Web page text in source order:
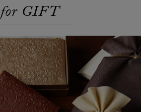
for GIFT